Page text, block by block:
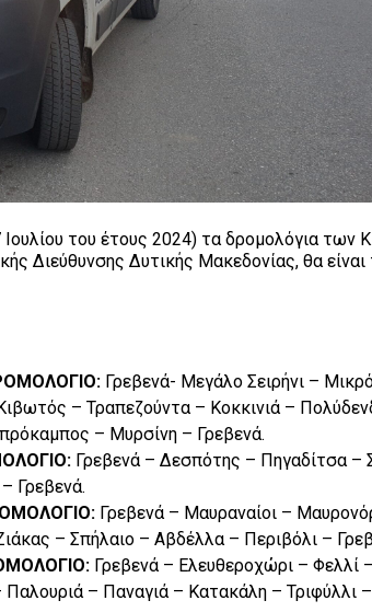
του έτους 2024) τα δρομολόγια των
Διεύθυνσης Δυτικής Μακεδονίας, θα είναι
Γρεβενά- Μεγάλο Σειρήνι –
– Τραπεζούντα – Κοκκινιά –
– Μυρσίνη – Γρεβενά.
Γρεβενά – Δεσπότης – Πηγαδίτσα –
Γρεβενά.
Γρεβενά – Μαυραναίοι –
– Σπήλαιο – Αβδέλλα – Περιβόλι –
Γρεβενά – Ελευθεροχώρι – Φελλί
– Παναγιά – Κατακάλη – Τριφύλλι –